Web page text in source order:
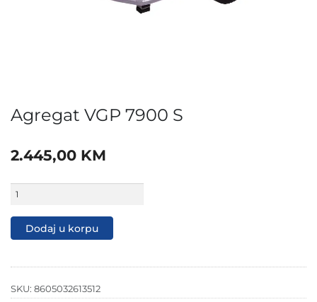
Agregat VGP 7900 S
2.445,00 KM
VGP
S
količina
Dodaj u korpu
SKU: 8605032613512